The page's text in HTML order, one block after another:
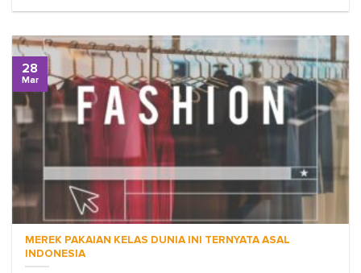
MEREK PAKAIAN KELAS DUNIA INI TERNYATA ASAL
INDONESIA
28
Mar